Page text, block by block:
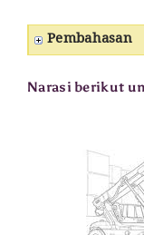
Pembahasan
Narasi berikut